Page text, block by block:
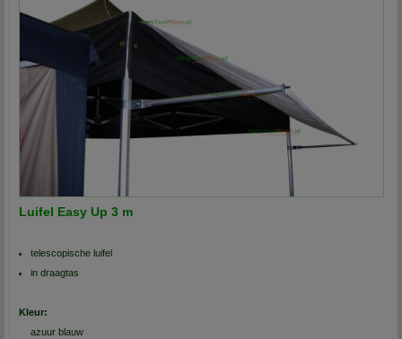
Luifel Easy Up 3 m
telescopische luifel
in draagtas
Kleur:
azuur blauw